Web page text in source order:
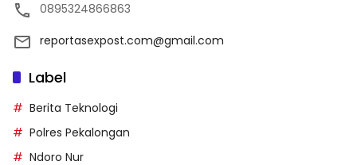
0895324866863
reportasexpost.com@gmail.com
Label
Berita Teknologi
Polres Pekalongan
Ndoro Nur